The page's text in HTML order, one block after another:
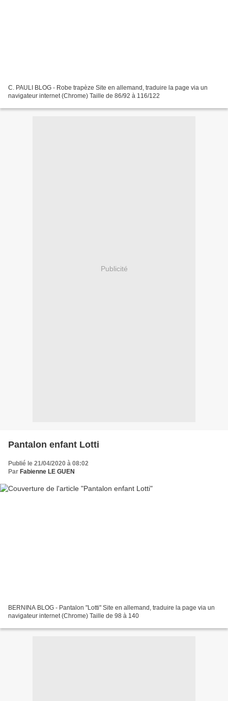
C. PAULI BLOG - Robe trapèze Site en allemand, traduire la page via un
navigateur internet (Chrome) Taille de 86/92 à 116/122
Publicité
Pantalon enfant Lotti
Publié le 21/04/2020 à 08:02
Par Fabienne LE GUEN
BERNINA BLOG - Pantalon "Lotti" Site en allemand, traduire la page via un
navigateur internet (Chrome) Taille de 98 à 140